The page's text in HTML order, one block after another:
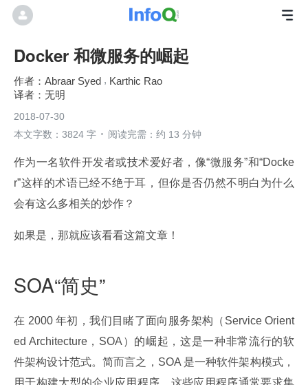
Docker 和微服务的崛起
Abraar Syed
Karthic Rao
无明
2018-07-30
本文字数：3824 字
阅读完需：约 13 分钟
作为一名软件开发者或技术爱好者，像“微服务”和“Docke
r”这样的术语已经不绝于耳，但你是否仍然不明白为什么
会有这么多相关的炒作？
如果是，那就应该看看这篇文章！
SOA“简史”
在 2000 年初，我们目睹了面向服务架构（Service Orient
ed Architecture，SOA）的崛起，这是一种非常流行的软
件架构设计范式。简而言之，SOA 是一种软件架构模式，